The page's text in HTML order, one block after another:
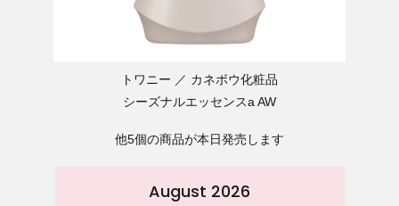
トワニー
カネボウ化粧品
シーズナルエッセンスa AW
他5個の商品が本日発売します
August 2026